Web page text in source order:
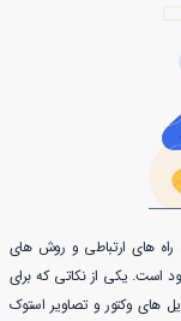
راه های ارتباطی و روش های
است. یکی از نکاتی که برای
های وکتور و تصاویر استوک